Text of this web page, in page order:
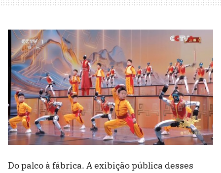
Do palco à fábrica. A exibição pública desses